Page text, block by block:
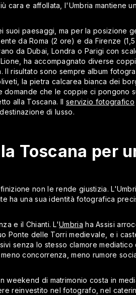
cara e affollata, l'Umbria mantiene
paesaggi, ma per la posizione
da Roma (2 ore) e da Firenze
da Dubai, Londra o Parigi con
ha accompagnato diverse
risultato sono sempre album
la pietra calcarea bianca dei
che le coppie ci pongono
alla Toscana. Il servizio fotografico
di lusso.
Toscana per
non le rende giustizia.
ha una sua identità fotografica
e il Chianti. L'Umbria ha Assisi
Ponte delle Torri medievale, e i
senza lo stesso clamore mediatico
concorrenza, meno rumore
weekend di matrimonio costa in
reinvestito nel fotografo, nel